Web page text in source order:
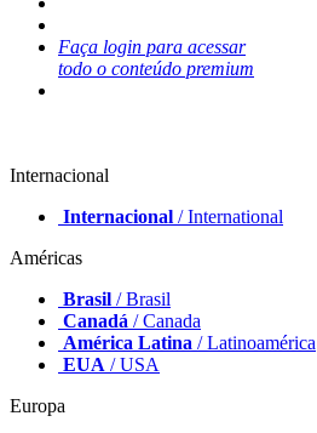
Faça login para acessar
todo o conteúdo premium
Internacional
Internacional / International
Américas
Brasil / Brasil
Canadá / Canada
América Latina / Latinoamérica
EUA / USA
Europa